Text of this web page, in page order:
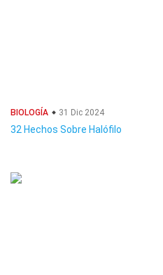
BIOLOGÍA 31 Dic 2024
32 Hechos Sobre Halófilo